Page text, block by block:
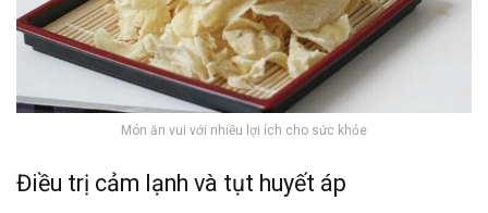
Món ăn vui với nhiều lợi ích cho sức khỏe
Điều trị cảm lạnh và tụt huyết áp